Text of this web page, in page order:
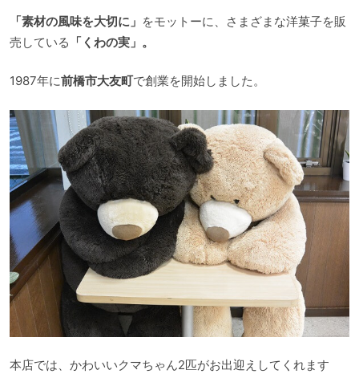
「素材の風味を大切に」 をモットーに、さまざまな洋菓子を販
売している 「くわの実」。
1987年に前橋市大友町で創業を開始しました。
本店では、かわいいクマちゃん2匹がお出迎えしてくれます